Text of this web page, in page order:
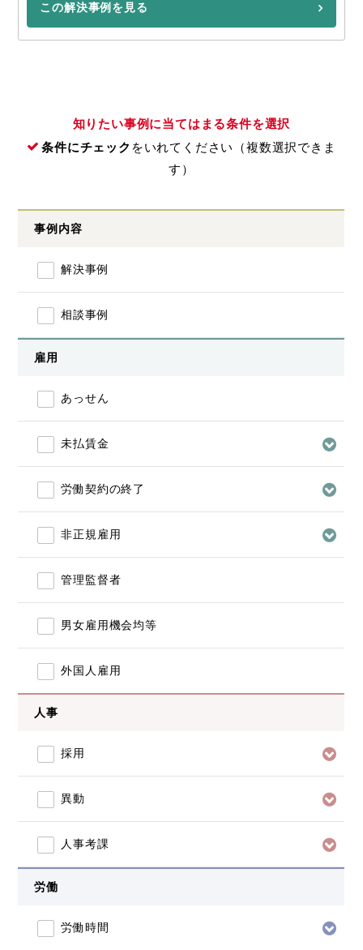
この解決事例を見る
知りたい事例に当てはまる条件を選択
条件にチェック をいれてください（複数選択できま
す）
事例内容
解決事例
相談事例
雇用
あっせん
未払賃金
労働契約の終了
非正規雇用
管理監督者
男女雇用機会均等
外国人雇用
人事
採用
異動
人事考課
労働
労働時間